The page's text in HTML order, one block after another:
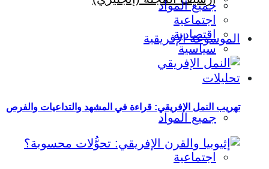
الموسوعة الإفريقية
تحليلات
جميع المواد
اجتماعية
جميع المواد
اجتماعية
اقتصادية
سياسية
تهريب النمل الإفريقي: قراءة في المشهد والتداعيات والفرص